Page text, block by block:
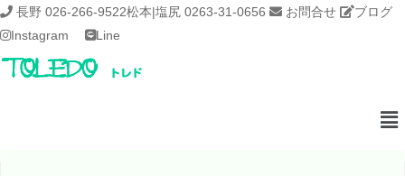
長野 026-266-9522松本|塩尻 0263-31-0656 お問合せ
ブログ
Instagram
Line